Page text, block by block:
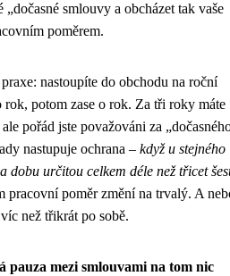
smlouvy a obcházet tak vaše
poměrem.
nastoupíte do obchodu na roční
potom zase o rok. Za tři roky máte
pořád jste považováni za
nastupuje ochrana – když u stejného
dobu určitou celkem déle než třicet
pracovní poměr změní na trvalý. A
než třikrát po sobě.
pauza mezi smlouvami na tom nic